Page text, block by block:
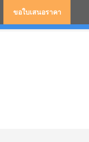
ขอใบเสนอราคา
ร่มตอนเดียว ร่มกอล์